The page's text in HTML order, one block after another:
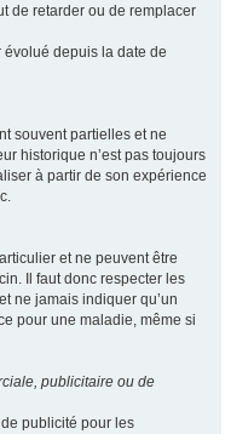
de retarder ou de remplacer
évolué depuis la date de
souvent partielles et ne
historique n’est pas toujours
à partir de son expérience
et ne peuvent être
Il faut donc respecter les
ne jamais indiquer qu’un
pour une maladie, même si
publicitaire ou de
publicité pour les